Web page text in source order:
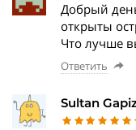
Добрый
открыты
Что лучше
Ответить
Sultan